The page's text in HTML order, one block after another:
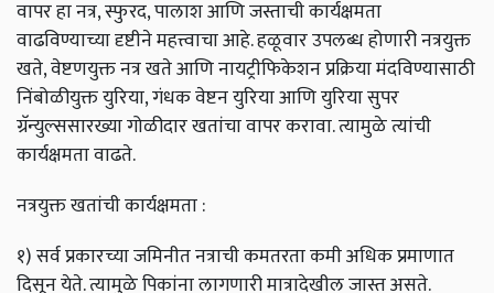
वापर हा नत्र, स्फुरद, पालाश आणि जस्ताची कार्यक्षमता
वाढविण्याच्या दृष्टीने महत्त्वाचा आहे. हळूवार उपलब्ध होणारी नत्रयुक्त
खते, वेष्टणयुक्त नत्र खते आणि नायट्रीफिकेशन प्रक्रिया मंदविण्यासाठी
निंबोळीयुक्त युरिया, गंधक वेष्टन युरिया आणि युरिया सुपर
ग्रॅन्युल्ससारख्या गोळीदार खतांचा वापर करावा. त्यामुळे त्यांची
कार्यक्षमता वाढते.
नत्रयुक्त खतांची कार्यक्षमता :
१) सर्व प्रकारच्या जमिनीत नत्राची कमतरता कमी अधिक प्रमाणात
दिसून येते. त्यामुळे पिकांना लागणारी मात्रादेखील जास्त असते.